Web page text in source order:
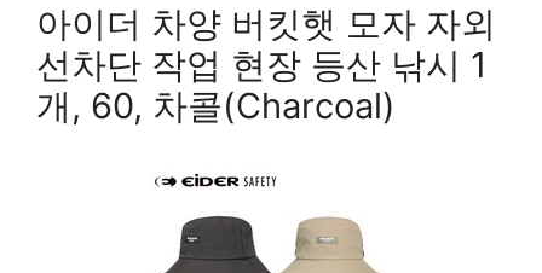
아이더 차양 버킷햇 모자 자외
선차단 작업 현장 등산 낚시 1
개, 60, 차콜(Charcoal)